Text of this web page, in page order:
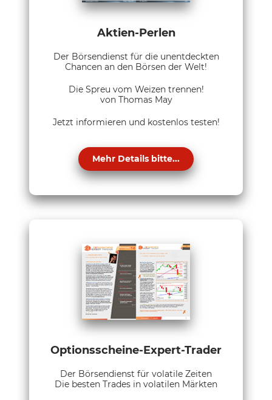
Aktien-Perlen
Der Börsendienst für die unentdeckten
Chancen an den Börsen der Welt!
Die Spreu vom Weizen trennen!
von Thomas May
Jetzt informieren und kostenlos testen!
Mehr Details bitte...
Optionsscheine-Expert-Trader
Der Börsendienst für volatile Zeiten
Die besten Trades in volatilen Märkten